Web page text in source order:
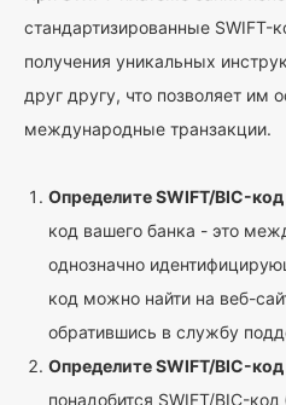
стандартизированные SWIFT-
получения уникальных
друг другу, что позволяет им
международные транзакции.
Определите SWIFT/BIC-
код вашего банка - это
однозначно
код можно найти на веб-
обратившись в службу
Определите SWIFT/BIC-
понадобится SWIFT/BIC-